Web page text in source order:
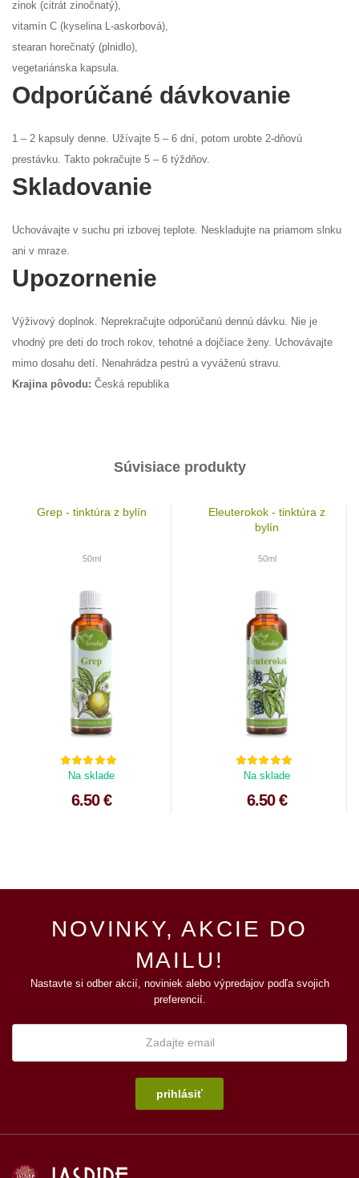
zinok (citrát zinočnatý),
vitamín C (kyselina L-askorbová),
stearan horečnatý (plnidlo),
vegetariánska kapsula.
Odporúčané dávkovanie
1 – 2 kapsuly denne. Užívajte 5 – 6 dní, potom urobte 2-dňovú
prestávku. Takto pokračujte 5 – 6 týždňov.
Skladovanie
Uchovávajte v suchu pri izbovej teplote. Neskladujte na priamom slnku
ani v mraze.
Upozornenie
Výživový doplnok. Neprekračujte odporúčanú dennú dávku. Nie je
vhodný pre deti do troch rokov, tehotné a dojčiace ženy. Uchovávajte
mimo dosahu detí. Nenahrádza pestrú a vyváženú stravu.
Krajina pôvodu: Česká republika
Súvisiace produkty
Grep - tinktúra z bylín
50ml
Na sklade
6.50 €
Eleuterokok - tinktúra z
bylín
50ml
Na sklade
6.50 €
NOVINKY, AKCIE DO
MAILU!
Nastavte si odber akcií, noviniek alebo výpredajov podľa svojich
preferencií.
prihlásiť